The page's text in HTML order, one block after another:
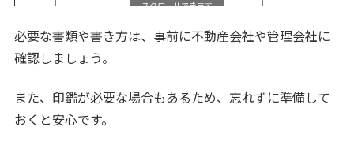
スクロールできます
必要な書類や書き方は、事前に不動産会社や管理会社に
確認しましょう。
また、印鑑が必要な場合もあるため、忘れずに準備して
おくと安心です。